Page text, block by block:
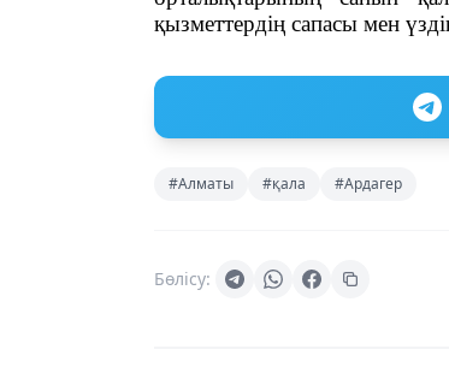
қызметтердің сапасы мен
#Алматы #қала #Ардагер
Бөлісу: